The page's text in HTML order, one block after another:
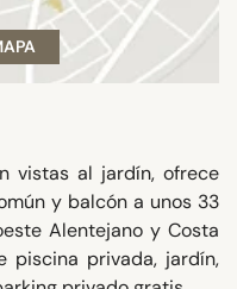
vistas al jardín, ofrece
y balcón a unos 33
Alentejano y Costa
piscina privada, jardín,